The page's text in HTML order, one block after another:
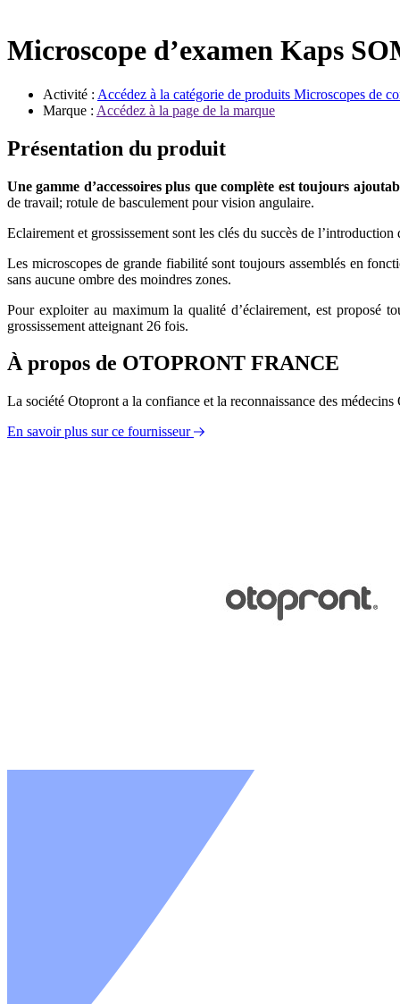
Microscope d’examen Kaps
Activité : Accédez à la catégorie de produits Microscopes de
Marque : Accédez à la page de la marque
Présentation du produit
Une gamme d’accessoires plus que complète est toujours
de travail; rotule de basculement pour vision angulaire.
Eclairement et grossissement sont les clés du succès de
Les microscopes de grande fiabilité sont toujours assemblés en
sans aucune ombre des moindres zones.
Pour exploiter au maximum la qualité d’éclairement, est proposé
grossissement atteignant 26 fois.
À propos de OTOPRONT FRANCE
La société Otopront a la confiance et la reconnaissance des
En savoir plus sur ce fournisseur